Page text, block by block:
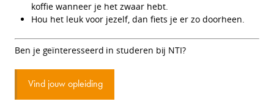
koffie wanneer je het zwaar hebt.
Hou het leuk voor jezelf, dan fiets je er zo doorheen.
Ben je geïnteresseerd in studeren bij NTI?
Vind jouw opleiding